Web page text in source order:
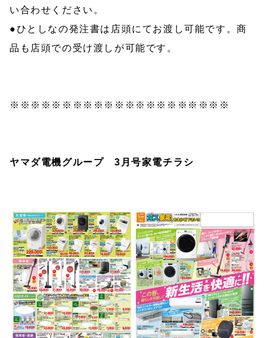
い合わせください。
●ひとしなの発注書は店頭にてお渡し可能です。商
品も店頭での受け渡しが可能です。
※※※※※※※※※※※※※※※※※※※※※
ヤマダ電機グループ 3 月号家電チラシ